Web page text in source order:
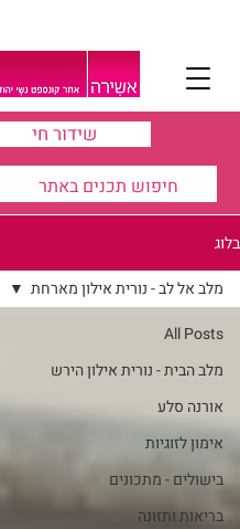
שידור חי
בלוג
All Posts
מלב הבית - נורית אילון הירש
אורנה סלע
אימון לזוגיות
בישולים - מתכונים
בריאות ותזונה
מלב אל לב - נורית אילון מארחת